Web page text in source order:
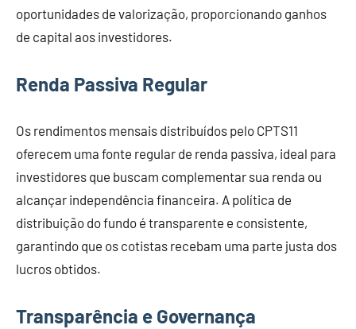
oportunidades de valorização, proporcionando ganhos
de capital aos investidores.
Renda Passiva Regular
Os rendimentos mensais distribuídos pelo CPTS11
oferecem uma fonte regular de renda passiva, ideal para
investidores que buscam complementar sua renda ou
alcançar independência financeira. A política de
distribuição do fundo é transparente e consistente,
garantindo que os cotistas recebam uma parte justa dos
lucros obtidos.
Transparência e Governança